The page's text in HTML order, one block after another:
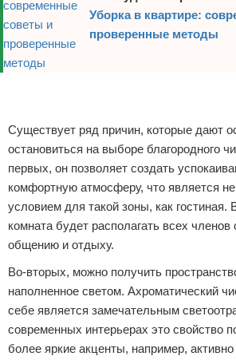
Уборка в квартире:
проверенные методы
Существует ряд причин, которые дают
остановиться на выборе благородного
первых, он позволяет создать
комфортную атмосферу, что является
условием для такой зоны, как гостиная.
комната будет располагать всех
общению и отдыху.
Во-вторых, можно получить
наполненное светом. Ахроматический
себе является замечательным
современных интерьерах это свойство
более яркие акценты, например,